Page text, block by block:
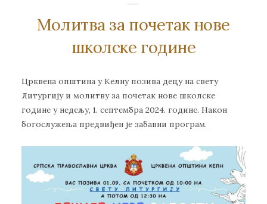
Молитва за почетак нове
школске године
Црквена општина у Келну позива децу на свету
Литургију и молитву за почетак нове школске
године у недељу, 1. септембра 2024. године. Након
богослужења предвиђен је забавни програм.